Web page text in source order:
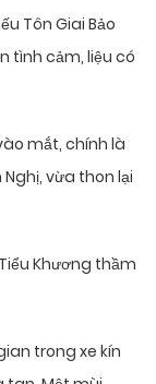
Tôn Giai Bảo
tình cảm, liệu có
mắt, chính là
vừa thon lại
Khương thầm
trong xe kín